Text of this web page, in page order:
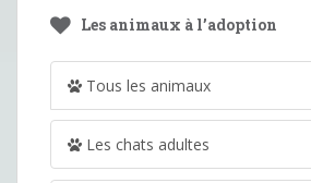
Les animaux à l’adoption
Tous les animaux
Les chats adultes